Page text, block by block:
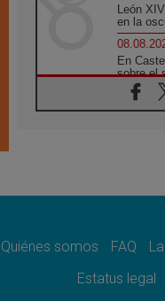
León
en la
En
sobre el
En
del
Quiénes somos FAQ
Estatus legal